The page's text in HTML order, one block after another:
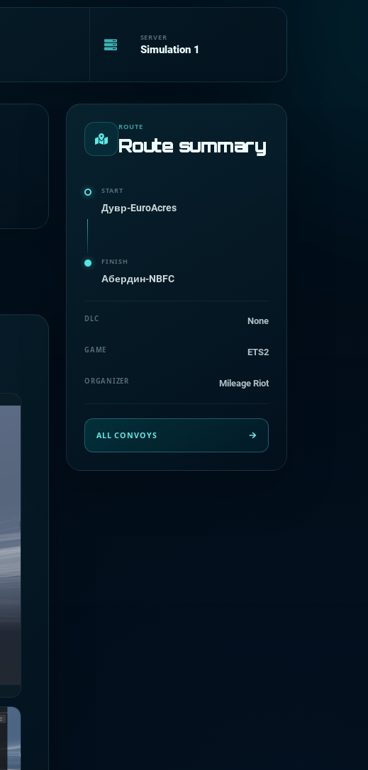
SERVER
Simulation 1
ROUTE
Route summary
START
Дувр-EuroAcres
FINISH
Абердин-NBFC
DLC None
GAME ETS2
ORGANIZER Mileage Riot
ALL CONVOYS